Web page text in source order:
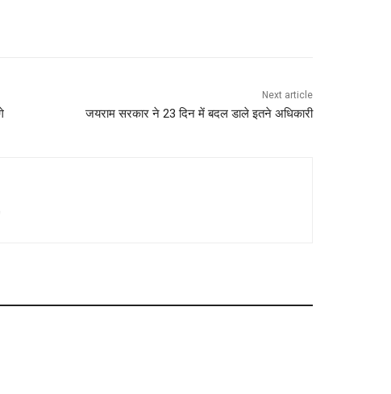
Next article
जयराम सरकार ने 23 दिन में बदल डाले इतने अधिकारी